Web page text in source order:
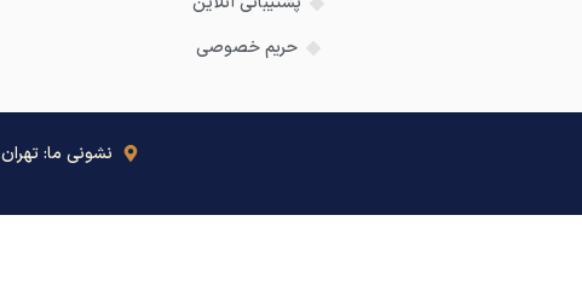
حریم خصوصی
نشونی ما: تهران،